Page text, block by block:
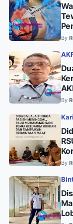
By
By
By